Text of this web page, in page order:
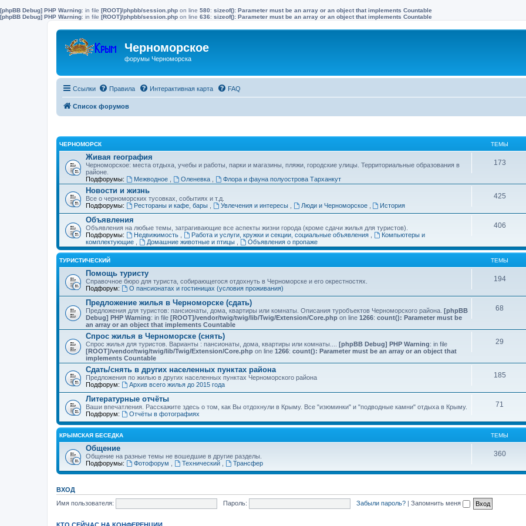
[phpBB Debug] PHP Warning: in file [ROOT]/phpbb/session.php on line 580: sizeof(): Parameter must be an array or an object that implements Countable
[phpBB Debug] PHP Warning: in file [ROOT]/phpbb/session.php on line 636: sizeof(): Parameter must be an array or an object that implements Countable
Черноморское
форумы Черноморска
Ссылки Правила Интерактивная карта FAQ
Список форумов
ЧЕРНОМОРСК ТЕМЫ
Живая география
Черноморское: места отдыха, учебы и работы, парки и магазины, пляжи, городские улицы. Территориальные образования в
районе.
Подфорумы:
Межводное Оленевка Флора и фауна полуострова Тарханкут
173
Новости и жизнь
Все о черноморских тусовках, событиях и т.д.
Подфорумы:
Рестораны и кафе, бары Увлечения и интересы Люди и Черноморское История
425
Объявления
Объявления на любые темы, затрагивающие все аспекты жизни города (кроме сдачи жилья для туристов).
Подфорумы:
Недвижимость Работа и услуги, кружки и секции, социальные объявления
Компьютеры и
комплектующие
Домашние животные и птицы Объявления о пропаже
406
ТУРИСТИЧЕСКИЙ ТЕМЫ
Помощь туристу
Справочное бюро для туриста, собирающегося отдохнуть в Черноморске и его окрестностях.
Подфорум:
О пансионатах и гостиницах (условия проживания)
194
Предложение жилья в Черноморске (сдать)
Предложения для туристов: пансионаты, дома, квартиры или комнаты. Описания туробъектов Черноморского района. [phpBB
Debug] PHP Warning: in file [ROOT]/vendor/twig/twig/lib/Twig/Extension/Core.php on line 1266: count(): Parameter must be
an array or an object that implements Countable
68
Спрос жилья в Черноморске (снять)
Спрос жилья для туристов. Варианты : пансионаты, дома, квартиры или комнаты.... [phpBB Debug] PHP Warning: in file
[ROOT]/vendor/twig/twig/lib/Twig/Extension/Core.php on line 1266: count(): Parameter must be an array or an object that
implements Countable
29
Сдать/снять в других населенных пунктах района
Предложения по жилью в других населенных пунктах Черноморского района
Подфорум:
Архив всего жилья до 2015 года
185
Литературные отчёты
Ваши впечатления. Расскажите здесь о том, как Вы отдохнули в Крыму. Все "изюминки" и "подводные камни" отдыха в Крыму.
Подфорум:
Отчёты в фотографиях
71
КРЫМСКАЯ БЕСЕДКА ТЕМЫ
Общение
Общение на разные темы не вошедшие в другие разделы.
Подфорумы:
Фотофорум Технический Трансфер
360
ВХОД
Имя пользователя:
Пароль: Забыли пароль? | Запомнить меня